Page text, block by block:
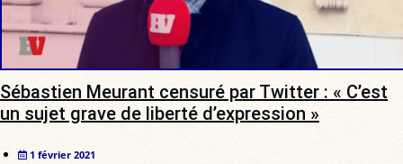
Sébastien Meurant censuré par Twitter : « C’est
un sujet grave de liberté d’expression »
1 février 2021